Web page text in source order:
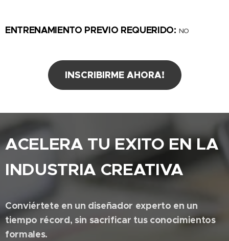
ENTRENAMIENTO PREVIO REQUERIDO: NO
INSCRIBIRME AHORA!
ACELERA TU EXITO EN LA
INDUSTRIA CREATIVA
Conviértete en un diseñador experto en un
tiempo récord, sin sacrificar tus conocimientos
formales.